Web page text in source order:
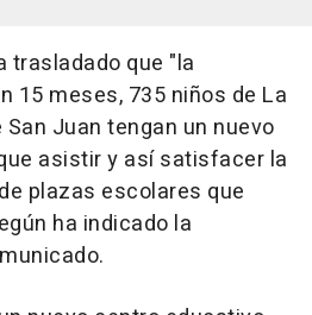
trasladado que "la
15 meses, 735 niños de La
Juan tengan un nuevo
asistir y así satisfacer la
plazas escolares que
ha indicado la